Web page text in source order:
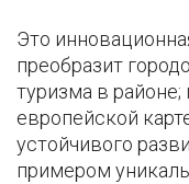
Это
преобразит
туризма в районе;
европейской
устойчивого
примером